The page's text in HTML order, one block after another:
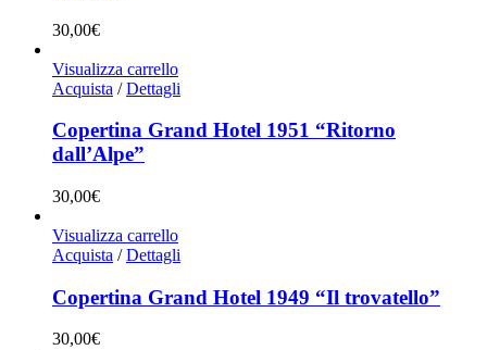
30,00€
Visualizza carrello
Acquista / Dettagli
Copertina Grand Hotel 1951 “Ritorno
dall’Alpe”
30,00€
Visualizza carrello
Acquista / Dettagli
Copertina Grand Hotel 1949 “Il trovatello”
30,00€